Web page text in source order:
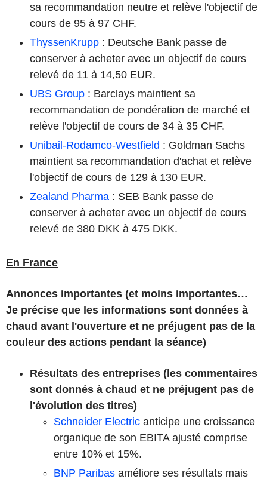
sa recommandation neutre et relève l'objectif de
cours de 95 à 97 CHF.
ThyssenKrupp : Deutsche Bank passe de
conserver à acheter avec un objectif de cours
relevé de 11 à 14,50 EUR.
UBS Group : Barclays maintient sa
recommandation de pondération de marché et
relève l'objectif de cours de 34 à 35 CHF.
Unibail-Rodamco-Westfield : Goldman Sachs
maintient sa recommandation d'achat et relève
l'objectif de cours de 129 à 130 EUR.
Zealand Pharma : SEB Bank passe de
conserver à acheter avec un objectif de cours
relevé de 380 DKK à 475 DKK.
En France
Annonces importantes (et moins importantes…
Je précise que les informations sont données à
chaud avant l'ouverture et ne préjugent pas de la
couleur des actions pendant la séance)
Résultats des entreprises (les commentaires
sont donnés à chaud et ne préjugent pas de
l'évolution des titres)
Schneider Electric anticipe une croissance
organique de son EBITA ajusté comprise
entre 10% et 15%.
BNP Paribas améliore ses résultats mais